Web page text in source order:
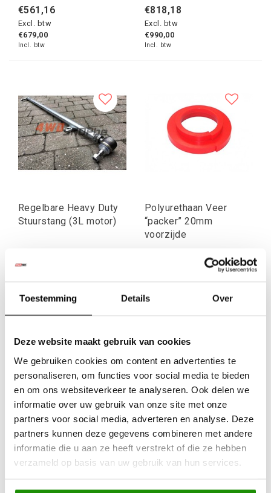
Toestemming Details Over
Deze website maakt gebruik van cookies
We gebruiken cookies om content en advertenties te
personaliseren, om functies voor social media te bieden
en om ons websiteverkeer te analyseren. Ook delen we
informatie over uw gebruik van onze site met onze
partners voor social media, adverteren en analyse. Deze
partners kunnen deze gegevens combineren met andere
informatie die u aan ze heeft verstrekt of die ze hebben
verzameld op basis van uw gebruik van hun services.
€561,16
Excl. btw
€679,00
Incl. btw
€818,18
Excl. btw
€990,00
Incl. btw
Regelbare Heavy Duty
Stuurstang (3L motor)
€205,79
Incl. btw
Polyurethaan Veer
“packer” 20mm
voorzijde
Incl. btw
Pedders Adjustable
Pedders Shackle Kit